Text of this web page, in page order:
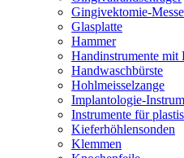
Gingivektomie-
Glasplatte
Hammer
Handinstrumente
Handwaschbürste
Hohlmeisselzange
Implantologie-
Instrumente für
Kieferhöhlensonden
Klemmen